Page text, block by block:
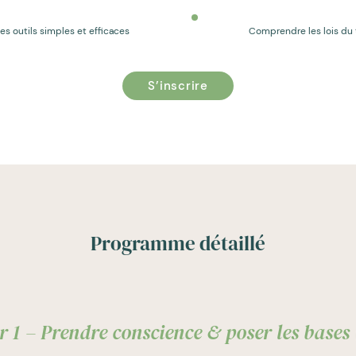
outils simples et efficaces Comprendre les lois
S’inscrire
Programme détaillé
1 – Prendre conscience & poser les